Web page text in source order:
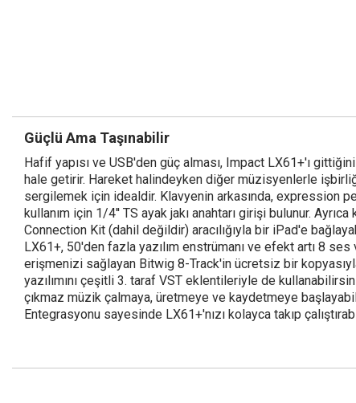
Güçlü Ama Taşınabilir
Hafif yapısı ve USB'den güç alması, Impact LX61+'ı
hale getirir. Hareket halindeyken diğer müzisyenlerle
sergilemek için idealdir. Klavyenin arkasında, expression
kullanım için 1/4'' TS ayak jakı anahtarı girişi bulunur.
Connection Kit (dahil değildir) aracılığıyla bir iPad'e
LX61+, 50'den fazla yazılım enstrümanı ve efekt artı 8
erişmenizi sağlayan Bitwig 8-Track'in ücretsiz bir
yazılımını çeşitli 3. taraf VST eklentileriyle de
çıkmaz müzik çalmaya, üretmeye ve kaydetmeye
Entegrasyonu sayesinde LX61+'nızı kolayca takıp